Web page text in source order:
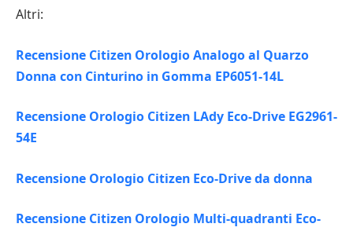
Altri:
Recensione Citizen Orologio Analogo al Quarzo
Donna con Cinturino in Gomma EP6051-14L
Recensione Orologio Citizen LAdy Eco-Drive EG2961-
54E
Recensione Orologio Citizen Eco-Drive da donna
Recensione Citizen Orologio Multi-quadranti Eco-